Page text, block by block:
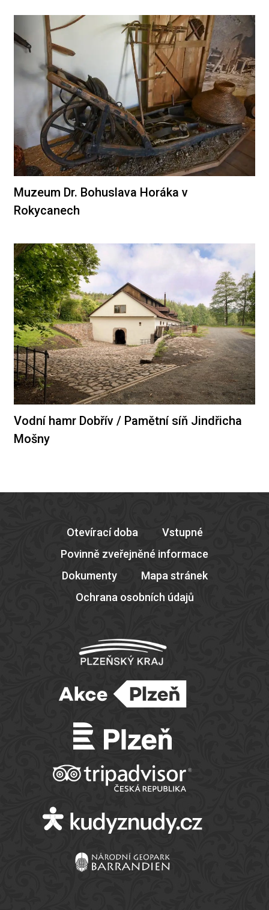
Muzeum Dr. Bohuslava Horáka v
Rokycanech
Vodní hamr Dobřív / Pamětní síň Jindřicha
Mošny
Otevírací doba
Vstupné
Povinně zveřejněné informace
Dokumenty
Mapa stránek
Ochrana osobních údajů